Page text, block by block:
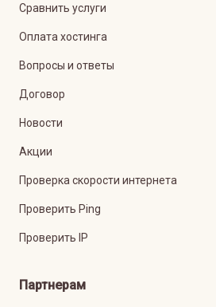
Сравнить услуги
Оплата хостинга
Вопросы и ответы
Договор
Новости
Акции
Проверка скорости интернета
Проверить Ping
Проверить IP
Партнерам